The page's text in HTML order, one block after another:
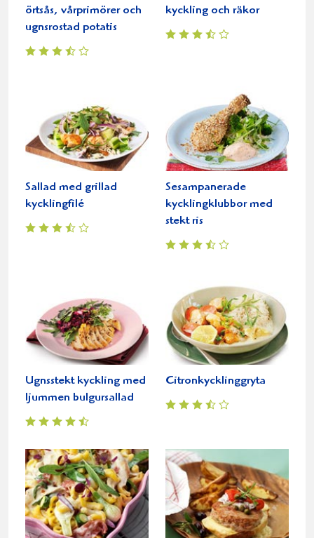
örtsås, vårprimörer och
ugnsrostad potatis
kyckling och räkor
Sallad med grillad
kycklingfilé
Sesampanerade
kycklingklubbor med
stekt ris
Ugnsstekt kyckling med
ljummen bulgursallad
Citronkycklinggryta